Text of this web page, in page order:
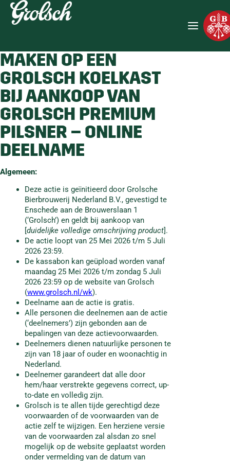
ACTIEVOORWAARDEN
MAKEN OP EEN
GROLSCH KOELKAST
BIJ AANKOOP VAN
GROLSCH PREMIUM
PILSNER – ONLINE
DEELNAME
Algemeen:
Deze actie is geïnitieerd door Grolsche
Bierbrouwerij Nederland B.V., gevestigd te
Enschede aan de Brouwerslaan 1
(‘Grolsch’) en geldt bij aankoop van
duidelijke volledige omschrijving product ].
De actie loopt van 25 Mei 2026 t/m 5 Juli
2026 23:59.
De kassabon kan geüpload worden vanaf
maandag 25 Mei 2026 t/m zondag 5 Juli
2026 23:59 op de website van Grolsch
(www.grolsch.nl/wk).
Deelname aan de actie is gratis.
Alle personen die deelnemen aan de actie
(‘deelnemers’) zijn gebonden aan de
bepalingen van deze actievoorwaarden.
Deelnemers dienen natuurlijke personen te
zijn van 18 jaar of ouder en woonachtig in
Nederland.
Deelnemer garandeert dat alle door
hem/haar verstrekte gegevens correct, up-
to-date en volledig zijn.
Grolsch is te allen tijde gerechtigd deze
voorwaarden of de voorwaarden van de
actie zelf te wijzigen. Een herziene versie
van de voorwaarden zal alsdan zo snel
mogelijk op de website geplaatst worden
onder vermelding van de datum van